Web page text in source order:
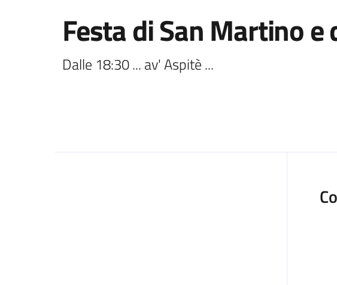
Festa di San Martino e
Dalle 18:30 ... av' Aspitè ...